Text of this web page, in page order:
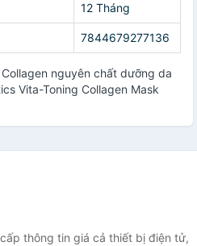
12 Tháng
7844679277136
nguyên chất dưỡng da
Vita-Toning Collagen Mask
thông tin giá cả thiết bị điện tử,